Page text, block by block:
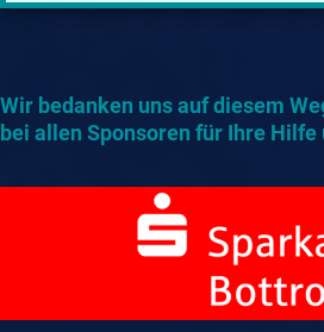
Wir bedanken uns auf diesem
bei allen Sponsoren für Ihre